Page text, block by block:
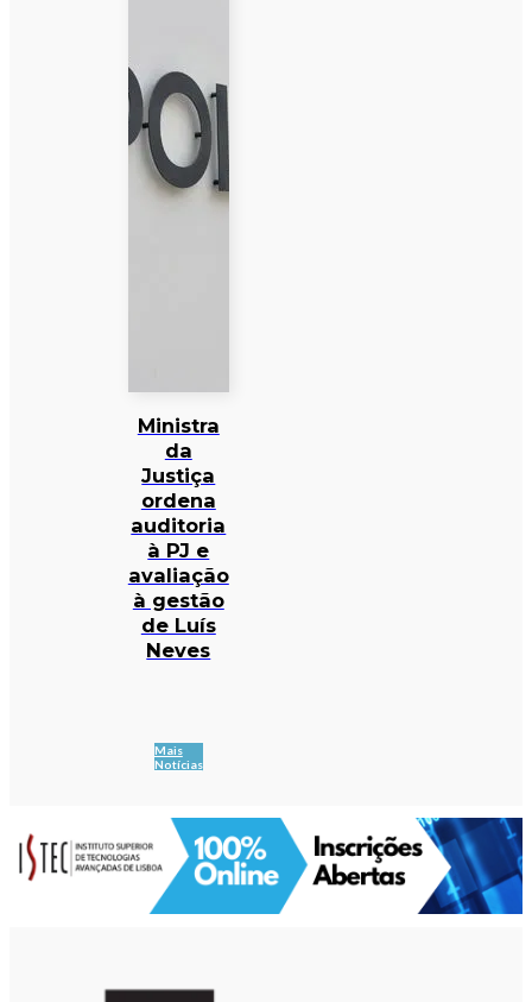
Ministra
da
Justiça
ordena
auditoria
à PJ e
avaliação
à gestão
de Luís
Neves
Mais
Notícias